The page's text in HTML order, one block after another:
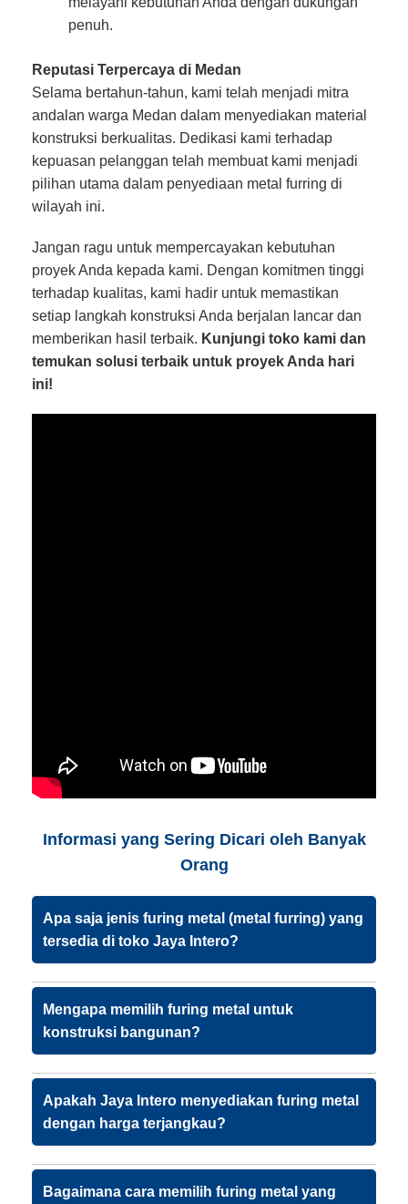
penuh.
Reputasi Terpercaya di Medan
Selama bertahun-tahun, kami telah menjadi mitra
andalan warga Medan dalam menyediakan material
konstruksi berkualitas. Dedikasi kami terhadap
kepuasan pelanggan telah membuat kami menjadi
pilihan utama dalam penyediaan metal furring di
wilayah ini.
Jangan ragu untuk mempercayakan kebutuhan
proyek Anda kepada kami. Dengan komitmen tinggi
terhadap kualitas, kami hadir untuk memastikan
setiap langkah konstruksi Anda berjalan lancar dan
memberikan hasil terbaik. Kunjungi toko kami dan
temukan solusi terbaik untuk proyek Anda hari
ini!
Informasi yang Sering Dicari oleh Banyak
Orang
Apa saja jenis furing metal (metal furring) yang
tersedia di toko Jaya Intero?
Mengapa memilih furing metal untuk
konstruksi bangunan?
Apakah Jaya Intero menyediakan furing metal
dengan harga terjangkau?
Bagaimana cara memilih furing metal yang